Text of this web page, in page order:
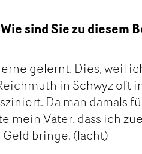
sind Sie zu diesem
gelernt. Dies, weil
in Schwyz oft
Da man damals
mein Vater, dass ich
bringe. (lacht)